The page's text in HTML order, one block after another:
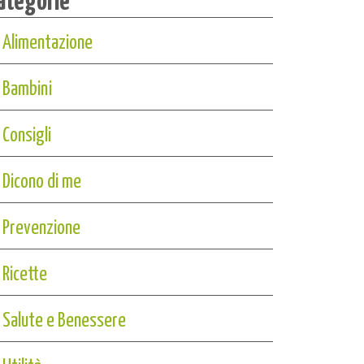
Alimentazione
Bambini
Consigli
Dicono di me
Prevenzione
Ricette
Salute e Benessere